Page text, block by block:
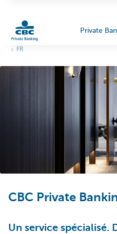
Private
FR
CBC Private
Un service spécialisé.